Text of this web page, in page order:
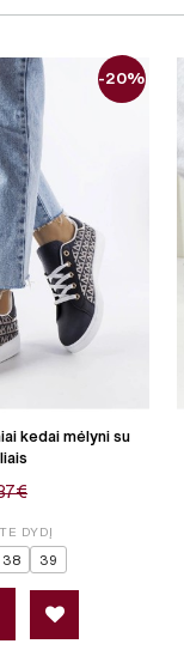
kedai mėlyni su
-20%
DYDĮ
38 39